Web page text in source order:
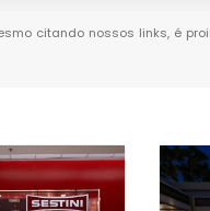
citando nossos links, é